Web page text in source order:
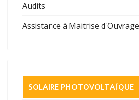
Audits
Assistance à Maitrise d'Ouvrage
SOLAIRE PHOTOVOLTAÏQUE